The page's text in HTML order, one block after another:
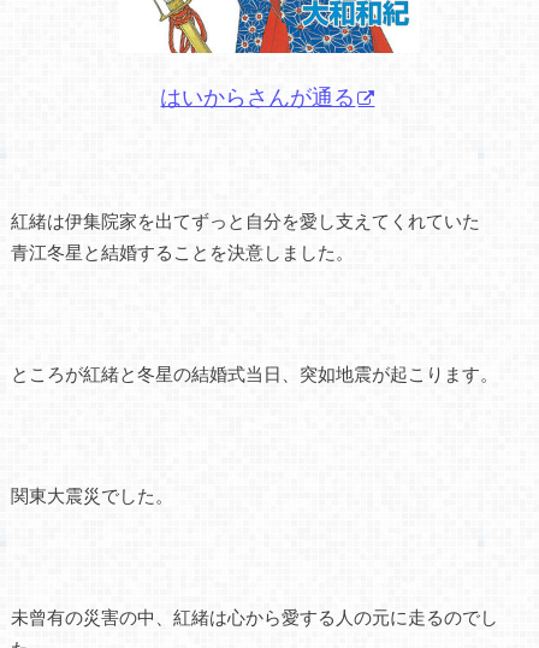
はいからさんが通る
紅緒は伊集院家を出てずっと自分を愛し支えてくれていた
青江冬星と結婚することを決意しました。
ところが紅緒と冬星の結婚式当日、突如地震が起こります。
関東大震災でした。
未曾有の災害の中、紅緒は心から愛する人の元に走るのでし